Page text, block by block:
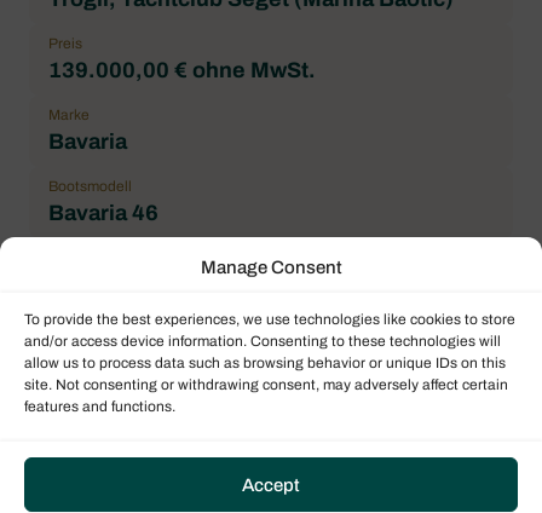
Manage Consent
To provide the best experiences, we use technologies like cookies to store
and/or access device information. Consenting to these technologies will
allow us to process data such as browsing behavior or unique IDs on this
site. Not consenting or withdrawing consent, may adversely affect certain
features and functions.
Accept
Preis
139.000,00 € ohne MwSt.
Marke
Bavaria
Bootsmodell
Bavaria 46
Badezimmer
3